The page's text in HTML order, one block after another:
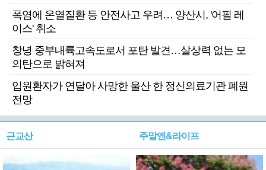
폭염에 온열질환 등 안전사고 우려… 양산시, '어필 레
이스' 취소
창녕 중부내륙고속도로서 포탄 발견…살상력 없는 모
의탄으로 밝혀져
입원환자가 연달아 사망한 울산 한 정신의료기관 폐원
전망
근교산 주말엔&라이프